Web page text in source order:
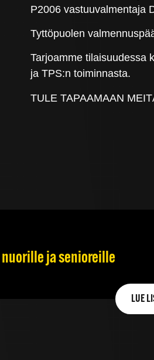
P2006 vastuuvalmentaja
Tyttöpuolen
Tarjoamme tilaisuudessa
ja TPS:n toiminnasta.
TULE TAPAAMAAN
ja senioreille
LUE